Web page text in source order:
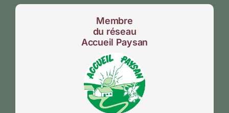
Membre
du réseau
Accueil Paysan